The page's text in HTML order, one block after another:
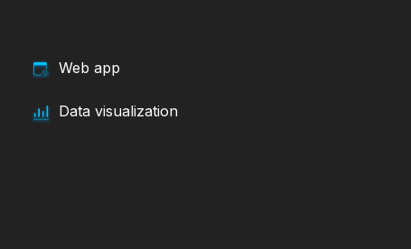
Web app
Data visualization